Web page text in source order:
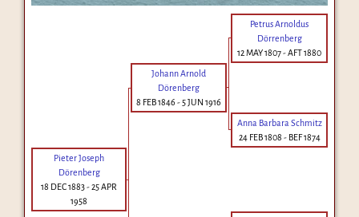
Petrus Arnoldus
Dörrenberg
12 MAY 1807-AFT 1880
Johann Arnold
Dörenberg
8 FEB 1846 -5 JUN 1916
Anna Barbara Schmitz
24 FEB 1808 - BEF 1874
Pieter Joseph
Dörenberg
18 DEC 1883-25 APR
1958